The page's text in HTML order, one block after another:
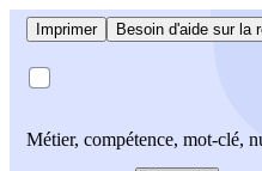
Imprimer Besoin d'aide sur la
Métier, compétence, mot-clé,